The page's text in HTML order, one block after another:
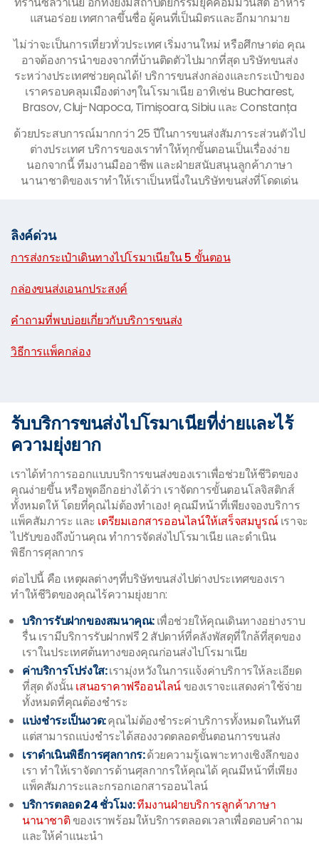
แสนอร่อย เทศกาลขึ้นชื่อ ผู้คนที่เป็นมิตรและอีกมากมาย
ไม่ว่าจะเป็นการเที่ยวทั่วประเทศ เริ่มงานใหม่ หรือศึกษาต่อ คุณ
อาจต้องการนำของจากที่บ้านติดตัวไปมากที่สุด บริษัทขนส่ง
ระหว่างประเทศช่วยคุณได้! บริการขนส่งกล่องและกระเป๋าของ
เราครอบคลุมเมืองต่างๆในโรมาเนีย อาทิเช่น Bucharest,
Brasov, Cluj-Napoca, Timișoara, Sibiu และ Constanța
ด้วยประสบการณ์มากกว่า 25 ปีในการขนส่งสัมภาระส่วนตัวไป
ต่างประเทศ บริการของเราทำให้ทุกขั้นตอนเป็นเรื่องง่าย
นอกจากนี้ ทีมงานมืออาชีพ และฝ่ายสนับสนุนลูกค้าภาษา
นานาชาติของเราทำให้เราเป็นหนึ่งในบริษัทขนส่งที่โดดเด่น
ลิงค์ด่วน
การส่งกระเป๋าเดินทางไปโรมาเนียใน 5 ขั้นตอน
กล่องขนส่งเอนกประสงค์
คำถามที่พบบ่อยเกี่ยวกับบริการขนส่ง
วิธีการแพ็คกล่อง
รับบริการขนส่งไปโรมาเนียที่ง่ายและไร้
ความยุ่งยาก
เราได้ทำการออกแบบบริการขนส่งของเราเพื่อช่วยให้ชีวิตของ
คุณง่ายขึ้น หรือพูดอีกอย่างได้ว่า เราจัดการขั้นตอนโลจิสติกส์
ทั้งหมดให้ โดยที่คุณไม่ต้องทำเอง! คุณมีหน้าที่เพียงจองบริการ
แพ็คสัมภาระ และ เตรียมเอกสารออนไลน์ให้เสร็จสมบูรณ์เราจะ
ไปรับของถึงบ้านคุณ ทำการจัดส่งไปโรมาเนีย และดำเนิน
พิธีการศุลกากร
ต่อไปนี้ คือ เหตุผลต่างๆที่บริษัทขนส่งไปต่างประเทศของเรา
ทำให้ชีวิตของคุณไร้ความยุ่งยาก:
บริการรับฝากของสมนาคุณ:เพื่อช่วยให้คุณเดินทางอย่างราบ
รื่น เรามีบริการรับฝากฟรี 2 สัปดาห์ที่คลังพัสดุที่ใกล้ที่สุดของ
เราในประเทศต้นทางของคุณก่อนส่งไปโรมาเนีย
ค่าบริการโปร่งใส:เรามุ่งหวังในการแจ้งค่าบริการให้ละเอียด
ที่สุด ดังนั้นเสนอราคาฟรีออนไลน์ของเราจะแสดงค่าใช้จ่าย
ทั้งหมดที่คุณต้องชำระ
แบ่งชำระเป็นงวด:คุณไม่ต้องชำระค่าบริการทั้งหมดในทันที
แต่สามารถแบ่งชำระได้สองงวดตลอดขั้นตอนการขนส่ง
เราดำเนินพิธีการศุลกากร:ด้วยความรู้เฉพาะทางเชิงลึกของ
เรา ทำให้เราจัดการด้านศุลกากรให้คุณได้ คุณมีหน้าที่เพียง
แพ็คสัมภาระและกรอกเอกสารออนไลน์
บริการตลอด 24 ชั่วโมง:ทีมงานฝ่ายบริการลูกค้าภาษา
นานาชาติของเราพร้อมให้บริการตลอดเวลาเพื่อตอบคำถาม
และให้คำแนะนำ